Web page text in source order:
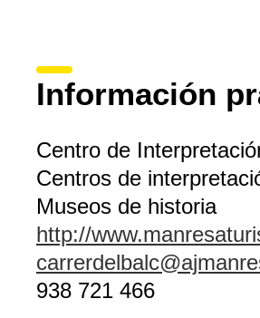
Información
Centro de
Centros de
Museos de historia
http://
938 721 466